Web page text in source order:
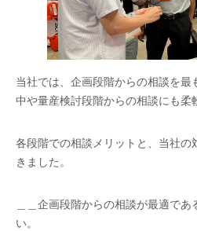
当社では、企画段階からの相談を
中や量産検討段階からの相談にも柔
各段階での相談メリットと、当社
きました。
＿＿企画段階からの相談が最適で
い。